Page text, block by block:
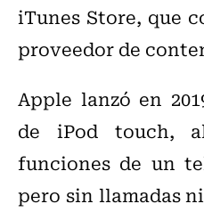
iTunes Store, que
proveedor de
Apple lanzó en
de iPod touch,
funciones de un
pero sin llamadas